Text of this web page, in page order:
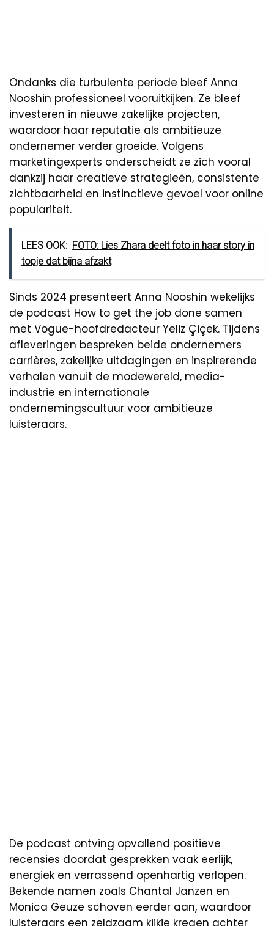
Ondanks die turbulente periode bleef Anna
Nooshin professioneel vooruitkijken. Ze bleef
investeren in nieuwe zakelijke projecten,
waardoor haar reputatie als ambitieuze
ondernemer verder groeide. Volgens
marketingexperts onderscheidt ze zich vooral
dankzij haar creatieve strategieën, consistente
zichtbaarheid en instinctieve gevoel voor online
populariteit.
LEES OOK: FOTO: Lies Zhara deelt foto in haar story in
topje dat bijna afzakt
Sinds 2024 presenteert Anna Nooshin wekelijks
de podcast How to get the job done samen
met Vogue-hoofdredacteur Yeliz Çiçek. Tijdens
afleveringen bespreken beide ondernemers
carrières, zakelijke uitdagingen en inspirerende
verhalen vanuit de modewereld, media-
industrie en internationale
ondernemingscultuur voor ambitieuze
luisteraars.
De podcast ontving opvallend positieve
recensies doordat gesprekken vaak eerlijk,
energiek en verrassend openhartig verlopen.
Bekende namen zoals Chantal Janzen en
Monica Geuze schoven eerder aan, waardoor
luisteraars een zeldzaam kijkje kregen achter